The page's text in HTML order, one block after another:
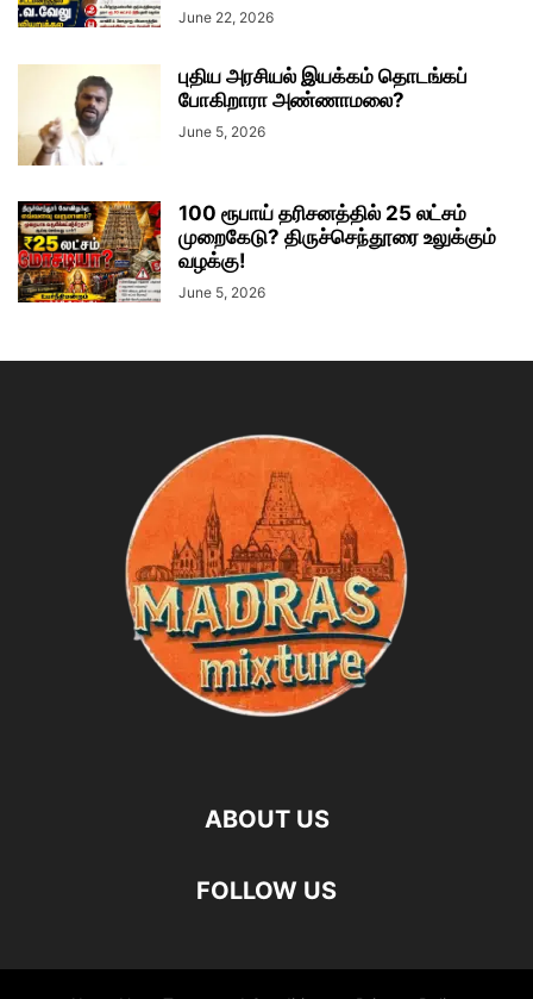
June 22, 2026
புதிய அரசியல் இயக்கம் தொடங்கப்
போகிறாரா அண்ணாமலை?
June 5, 2026
100 ரூபாய் தரிசனத்தில் 25 லட்சம்
முறைகேடு? திருச்செந்தூரை உலுக்கும்
வழக்கு!
June 5, 2026
ABOUT US
FOLLOW US